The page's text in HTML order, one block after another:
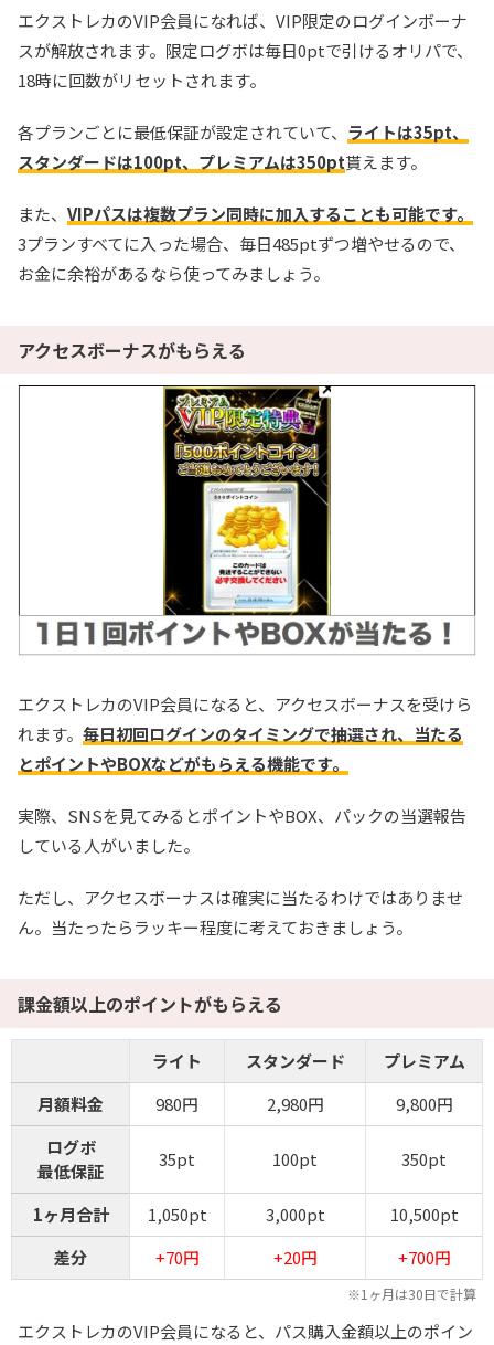
エクストレカのVIP会員になれば、VIP限定のログインボーナ
スが解放されます。限定ログボは毎日0ptで引けるオリパで、
18時に回数がリセットされます。
各プランごとに最低保証が設定されていて、 ライトは35pt、
スタンダードは100pt、プレミアムは350pt貰えます。
また、 VIPパスは複数プラン同時に加入することも可能です。
3プランすべてに入った場合、毎日485ptずつ増やせるので、
お金に余裕があるなら使ってみましょう。
アクセスボーナスがもらえる
エクストレカのVIP会員になると、アクセスボーナスを受けら
れます。 毎日初回ログインのタイミングで抽選され、当たる
とポイントやBOXなどがもらえる機能です。
実際、SNSを見てみるとポイントやBOX、パックの当選報告
している人がいました。
ただし、アクセスボーナスは確実に当たるわけではありませ
ん。当たったらラッキー程度に考えておきましょう。
課金額以上のポイントがもらえる
ライト スタンダード
プレミアム
月額料金
980円 2,980円
9,800円
ログボ
最低保証
35pt 100pt 350pt
1ヶ月合計 1,050pt 3,000pt
10,500pt
差分
+70円 +20円 +700円
※1ヶ月は30日で計算
エクストレカのVIP会員になると、パス購入金額以上のポイン